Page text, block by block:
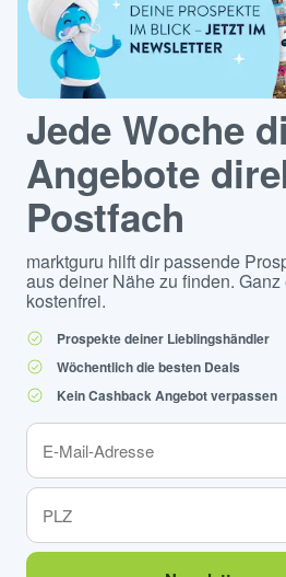
Jede Woche
Angebote
Postfach
marktguru hilft dir passende
aus deiner Nähe zu finden.
kostenfrei.
Prospekte deiner Lieblingshändler
Wöchentlich die besten Deals
Kein Cashback Angebot verpassen